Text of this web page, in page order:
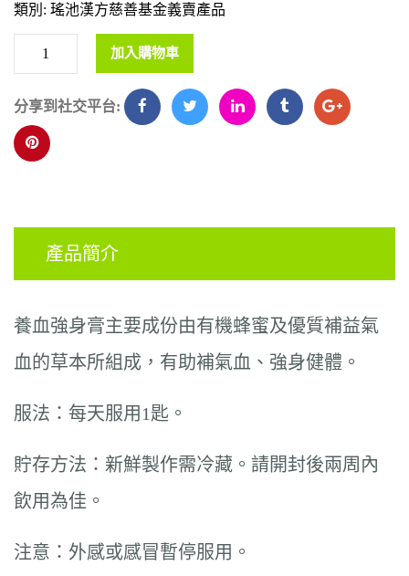
類別: 瑤池漢方慈善基金義賣產品
加入購物車
分享到社交平台:
產品簡介
養血強身膏主要成份由有機蜂蜜及優質補益氣
血的草本所組成，有助補氣血、強身健體 。
服法：每天服用 1 匙。
貯存方法：新鮮製作需冷藏。請開封後兩周內
飲用為佳。
注意：外感或感冒暫停服用 。